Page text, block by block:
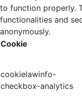
to function properly.
functionalities and
anonymously.
Cookie
cookielawinfo-
checkbox-analytics